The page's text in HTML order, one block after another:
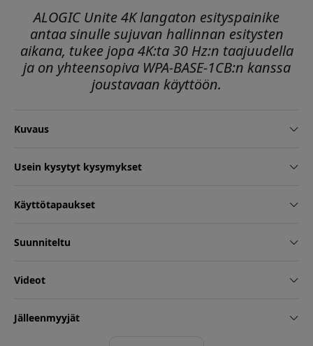
ALOGIC Unite 4K langaton esityspainike
antaa sinulle sujuvan hallinnan esitysten
aikana, tukee jopa 4K:ta 30 Hz:n taajuudella
ja on yhteensopiva WPA-BASE-1CB:n kanssa
joustavaan käyttöön.
Kuvaus
Usein kysytyt kysymykset
Käyttötapaukset
Suunniteltu
Videot
Jälleenmyyjät